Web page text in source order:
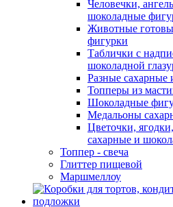
Человечки,
шоколадные
Животные
фигурки
Таблички с
шоколадной
Разные
Топперы из
Шоколадные
Медальоны
Цветочки,
сахарные и
Топпер - свеча
Глиттер пищевой
Маршмеллоу